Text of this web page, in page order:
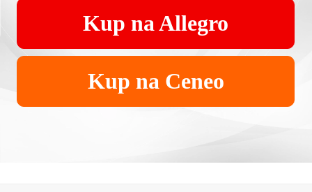
Kup na Allegro
Kup na Ceneo